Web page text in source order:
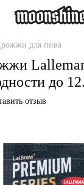
для пива
до
отзыв